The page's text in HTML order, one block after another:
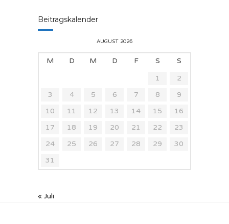
Beitragskalender
AUGUST 2026
M D M D F S
S
1
2
3
4 5 6 7 8
9
10
11 12 13 14 15
16
17
18 19 20 21 22
23
24
25 26 27 28 29
30
31
« Juli